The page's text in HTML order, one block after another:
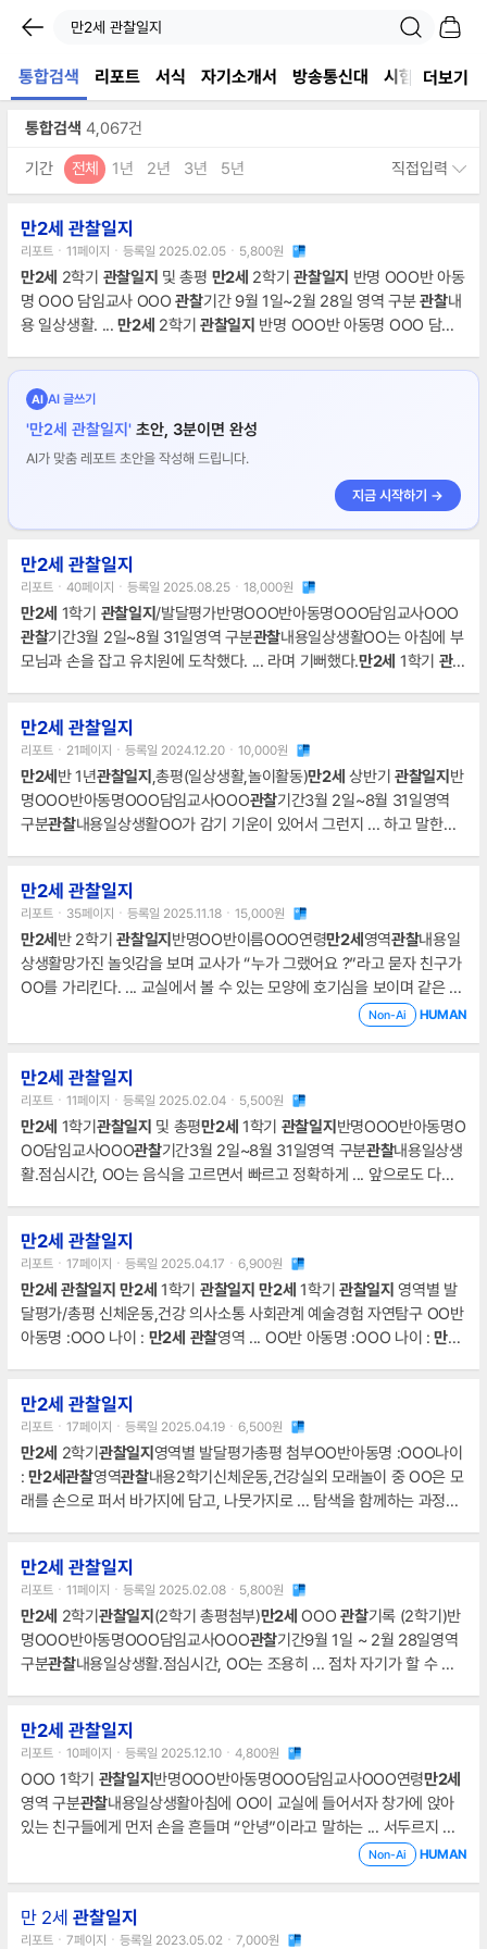
통합검색 리포트 서식 자기소개서 방송통신대 시험자료 논
더보기
통합검색 4,067건
기간 전체 1년 2년 3년 5년 직접입력
만2세 관찰일지
리포트ㆍ11페이지ㆍ등록일 2025.02.05ㆍ5,800원
만2세 2학기 관찰일지 및 총평 만2세 2학기관찰일지 반명 OOO반 아동
명 OOO 담임교사 OOO관찰기간 9월 1일~2월 28일 영역 구분관찰내
용 일상생활. ...만2세 2학기 관찰일지 반명 OOO반 아동명 OOO 담임
...만2세2학기관찰일지반명 OOO반 아동명 OOO 담임교사 OOO관
찰기간 9월 1일~2월 28일 영역 구분
AI AI 글쓰기
'만2세 관찰일지' 초안, 3분이면 완성
AI가 맞춤 레포트 초안을 작성해 드립니다.
지금 시작하기 →
만2세 관찰일지
리포트ㆍ40페이지ㆍ등록일 2025.08.25ㆍ18,000원
만2세 1학기 관찰일지/발달평가반명OOO반아동명OOO담임교사OOO
관찰기간3월 2일~8월 31일영역 구분관찰내용일상생활OO는 아침에 부
모님과 손을 잡고 유치원에 도착했다. ... 라며 기뻐했다.만2세 1학기 관찰
받고 교사에게 ... 독립적으로 휴식을 취하고 주변 상황 인식 능력도 좋다.
만2세 1학기관찰일지/발달평가반명OOO반아동명OOO담임교사OOO
관찰기간3월 2일~8월 31일영역 구분관찰내용일상생활점심시간에
만2세 관찰일지
리포트ㆍ21페이지ㆍ등록일 2024.12.20ㆍ10,000원
만2세 반 1년관찰일지 ,총평(일상생활,놀이활동)만2세 상반기관찰일지 반
명OOO반아동명OOO담임교사OOO관찰기간3월 2일~8월 31일영역
구분관찰내용일상생활OO가 감기 기운이 있어서 그런지 ... 하고 말한다.
다. ... “라고 말한다.
교사OOO관찰기간3월 2일~8월 31일영역 구분
지나가면서 보이는 꽃에 관심을 보이는 모습이다.
만2세 관찰일지
리포트ㆍ35페이지ㆍ등록일 2025.11.18ㆍ15,000원
만2세 반 2학기관찰일지 반명OO반이름OOO연령만2세 영역관찰내용일
상생활망가진 놀잇감을 보며 교사가 “누가 그랬어요 ?”라고 묻자 친구가
OO를 가리킨다. ... 교실에서 볼 수 있는 모양에 호기심을 보이며 같은 모
양 찾아보기를 즐기며 주변 사물과 모양에 관심을 가진다.만2세반 2학기
듣고 친숙한 낱말을 발음해볼수 있다.
이름OOO연령 만2세영역관찰내용일상생활반으로 이동하여
Non-Ai HUMAN
만2세 관찰일지
리포트ㆍ11페이지ㆍ등록일 2025.02.04ㆍ5,500원
만2세 1학기관찰일지 및 총평만2세 1학기 관찰일지 반명OOO반아동명O
OO담임교사OOO관찰기간3월 2일~8월 31일영역 구분관찰내용일상생
활.점심시간, OO는 음식을 고르면서 빠르고 정확하게 ... 앞으로도 다양
역 구분 관찰내용일상생활.OO는 ... 교사가 빠르게 화장실을 다녀올 수 있
도록 이야기를 해 주자 화장실에 간다.만2세 1학기
아동명OOO담임교사OOO관찰기간3월 2일~8월 31일영역 구분관찰내
용놀이활동.자유놀이
만2세 관찰일지
리포트ㆍ17페이지ㆍ등록일 2025.04.17ㆍ6,900원
만2세 관찰일지 만2세 1학기 관찰일지 만2세 1학기 관찰일지 영역별 발
달평가/총평 신체운동,건강 의사소통 사회관계 예술경험 자연탐구 OO반
아동명 :OOO 나이 : 만2세 관찰영역 ... OO반 아동명 :OOO 나이 :만2
관찰내용 1 학 기 신체운동,건강 지난주 실내 놀이 시간, OO는 쌓기 블록
으로 높은 탑을 쌓았다.
만2세 관찰일지
리포트ㆍ17페이지ㆍ등록일 2025.04.19ㆍ6,500원
만2세 2학기관찰일지 영역별 발달평가총평 첨부OO반아동명 :OOO나이
:만2세관찰영역관찰내용2학기신체운동,건강실외 모래놀이 중 OO은 모
래를 손으로 퍼서 바가지에 담고, 나뭇가지로 ... 탐색을 함께하는 과정에
에서 OO은 여러 색을 ... 또래와의 협력 경험이 쌓일수록 관계 형성이 자
연스럽게 이루어진다.OO반아동명 :OOO나이 :
2학기예술경험가을 나뭇잎 꾸미기 활동에서 OO은 세밀한 손놀림으로
작은
만2세 관찰일지
리포트ㆍ11페이지ㆍ등록일 2025.02.08ㆍ5,800원
만2세 2학기관찰일지 (2학기 총평첨부)만2세 OOO관찰기록 (2학기)반
명OOO반아동명OOO담임교사OOO관찰기간9월 1일 ~ 2월 28일영역
구분관찰내용일상생활.점심시간, OO는 조용히 ... 점차 자기가 할 수 있
찰내용일상생활.OO는 ... 라고 말하며 분위기를 잘 이끌었다.
O관찰 기록 (2학기)반명OOO반아동명OOO담임교사OOO
1일 ~ 2월 28일영역 구분관찰내용놀이활동그림 모양을 보며 “이건
만2세 관찰일지
리포트ㆍ10페이지ㆍ등록일 2025.12.10ㆍ4,800원
OOO 1학기 관찰일지 반명OOO반아동명OOO담임교사OOO연령만2세
영역 구분관찰내용일상생활아침에 OO이 교실에 들어서자 창가에 앉아
있는 친구들에게 먼저 손을 흔들며 “안녕”이라고 말하는 ... 서두르지 않
고 차분히 움직이며 모델링을 자연스럽게 받아들이는 모습이 뚜렷하게 나
관계를 바탕으로 협력적 놀이 경험을 넓혀 간다면 더욱 균형 잡힌 성장을
Non-Ai HUMAN
만 2세 관찰일지
리포트ㆍ7페이지ㆍ등록일 2023.05.02ㆍ7,000원